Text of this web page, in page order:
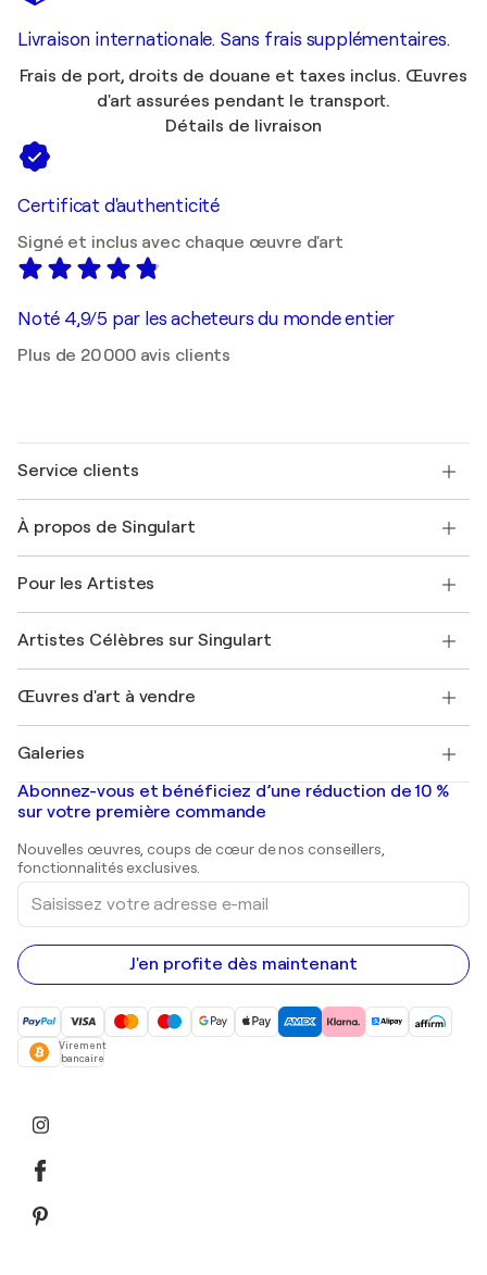
Livraison internationale. Sans frais supplémentaires.
Frais de port, droits de douane et taxes inclus. Œuvres
d'art assurées pendant le transport.
Détails de livraison
Certificat d'authenticité
Signé et inclus avec chaque œuvre d'art
Noté 4,9/5 par les acheteurs du monde entier
Plus de 20 000 avis clients
Service clients
Expédition
Offrir une carte cadeau
Rejoignez notre programme commercial
Mon compte
+33 1 76 44 06 42
À propos de Singulart
FAQ
Magazine Singulart
Emplois
Découvrez une sélection d'art original
Pour les Artistes
Se connecter en tant qu'Artiste
Artistes Célèbres sur Singulart
Marc Chagall
Banksy
Mr. Brainwash
Shepard Fairey
Œuvres d'art à vendre
Tableaux abstraits à vendre
Peintures de paysage
Estampes
Peintures acryliques
Galeries
Galeries d'art en France
Galeries d'art en Belgique
Abonnez-vous et bénéficiez d’une réduction de 10 %
sur votre première commande
Nouvelles œuvres, coups de cœur de nos conseillers,
fonctionnalités exclusives.
Saisissez
votre
adresse
e-
mail
J'en profite dès maintenant
Virement
bancaire